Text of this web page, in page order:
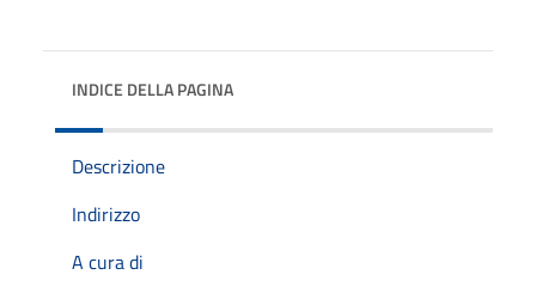
INDICE DELLA PAGINA
Descrizione
Indirizzo
A cura di